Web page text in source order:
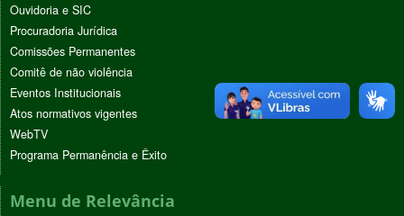
Ouvidoria e SIC
Procuradoria Jurídica
Comissões Permanentes
Comitê de não violência
Eventos Institucionais
Atos normativos vigentes
WebTV
Programa Permanência e Êxito
Menu de Relevância